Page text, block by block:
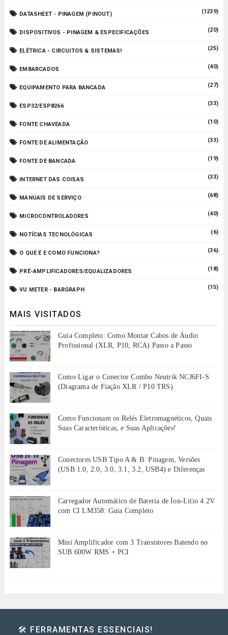
DATASHEET - PINAGEM (PINOUT) (1239)
DISPOSITIVOS - PINAGEM & ESPECIFICAÇÕES (20)
ELÉTRICA - CIRCUITOS & SISTEMAS! (25)
EMBARCADOS (40)
EQUIPAMENTO PARA BANCADA (27)
ESP32/ESP8266 (33)
FONTE CHAVEADA (10)
FONTE DE ALIMENTAÇÃO (33)
FONTE DE BANCADA (19)
INTERNET DAS COISAS (33)
MANUAIS DE SERVIÇO (68)
MICROCONTROLADORES (40)
NOTÍCIAS TECNOLÓGICAS (6)
O QUE É E COMO FUNCIONA? (36)
PRÉ-AMPLIFICADORES/EQUALIZADORES (18)
VU METER - BARGRAPH (15)
MAIS VISITADOS
Guia Completo: Como Montar Cabos de Áudio
Profissional (XLR, P10, RCA) Passo a Passo
Como Ligar o Conector Combo Neutrik NCJ6FI-S
(Diagrama de Fiação XLR / P10 TRS)
Como Funcionam os Relés Eletromagnéticos, Quais
Suas Características, e Suas Aplicações!
Conectores USB Tipo A & B: Pinagem, Versões
(USB 1.0, 2.0, 3.0, 3.1, 3.2, USB4) e Diferenças
Carregador Automático de Bateria de Íon-Lítio 4.2V
com CI LM358: Guia Completo
Mini Amplificador com 3 Transistores Batendo no
SUB 600W RMS + PCI
🛠️ FERRAMENTAS ESSENCIAIS!